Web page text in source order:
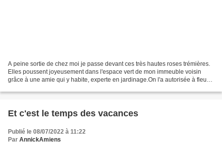
A peine sortie de chez moi je passe devant ces très hautes roses trémières.
Elles poussent joyeusement dans l'espace vert de mon immeuble voisin
grâce à une amie qui y habite, experte en jardinage.On l'a autorisée à fleurir
Et c'est le temps des vacances
Publié le 08/07/2022 à 11:22
Par AnnickAmiens